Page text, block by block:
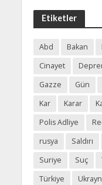
Etiketler
Abd Bakan
Cinayet
Gazze
Gün
Kar
Karar
Polis Adliye
rusya
Saldırı
Suriye
Suç
Türkiye